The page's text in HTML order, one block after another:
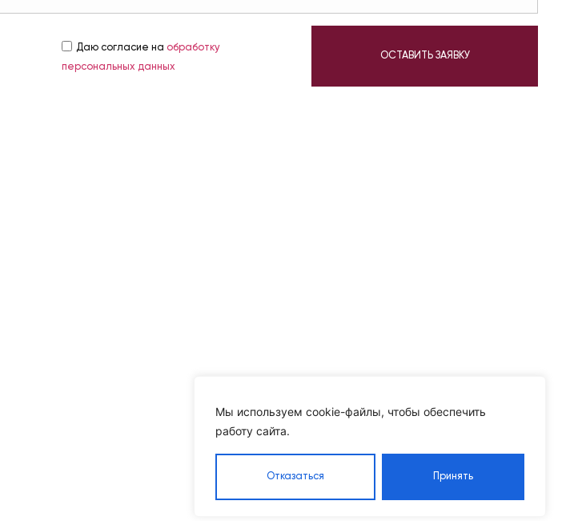
Мы используем cookie-файлы, чтобы обеспечить
работу сайта.
Отказаться Принять
Даю согласие на обработку
персональных данных
ОСТАВИТЬ ЗАЯВКУ